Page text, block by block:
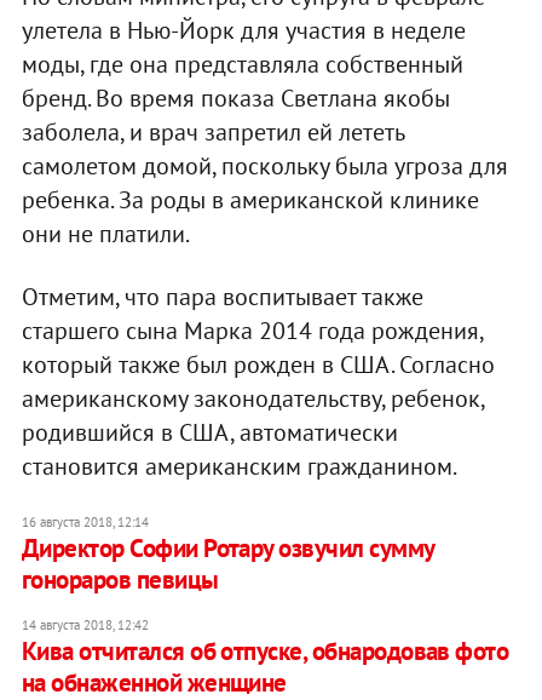
улетела в Нью-Йорк для участия в неделе
моды, где она представляла собственный
бренд. Во время показа Светлана якобы
заболела, и врач запретил ей лететь
самолетом домой, поскольку была угроза для
ребенка. За роды в американской клинике
они не платили.
Отметим, что пара воспитывает также
старшего сына Марка 2014 года рождения,
который также был рожден в США. Согласно
американскому законодательству, ребенок,
родившийся в США, автоматически
становится американским гражданином.
16 августа 2018, 12:14
Директор Софии Ротару озвучил сумму
гонораров певицы
14 августа 2018, 12:42
Кива отчитался об отпуске, обнародовав фото
на обнаженной женщине